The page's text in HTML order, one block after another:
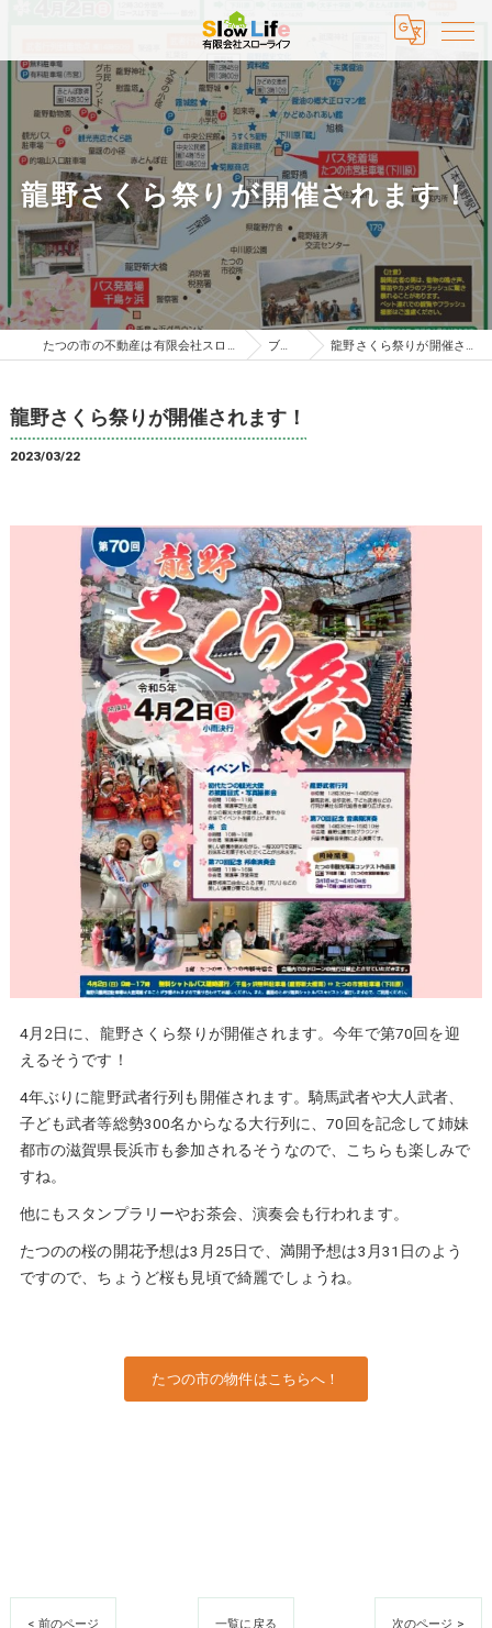
龍野さくら祭りが開催されます！
たつの市の不動産は有限会社スローライフ ブログ 龍野さくら祭りが開催されます！
龍野さくら祭りが開催されます！
2023/03/22
4月2日に、龍野さくら祭りが開催されます。今年で第70回を迎
えるそうです！
4年ぶりに龍野武者行列も開催されます。騎馬武者や大人武者、
子ども武者等総勢300名からなる大行列に、70回を記念して姉妹
都市の滋賀県長浜市も参加されるそうなので、こちらも楽しみで
すね。
他にもスタンプラリーやお茶会、演奏会も行われます。
たつのの桜の開花予想は3月25日で、満開予想は3月31日のよう
ですので、ちょうど桜も見頃で綺麗でしょうね。
たつの市の物件はこちらへ！
< 前のページ 一覧に戻る 次のページ >